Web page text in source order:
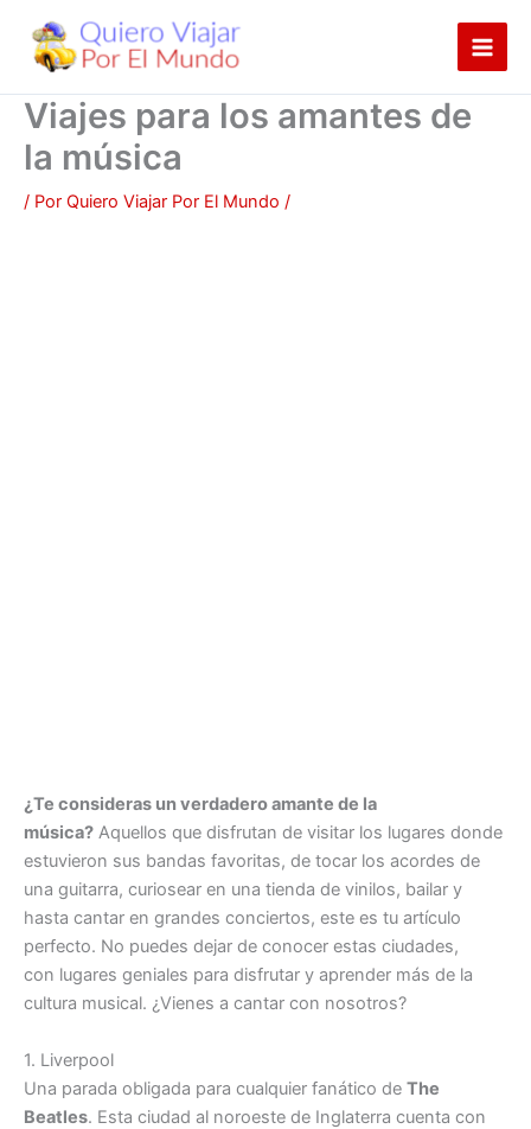
contenido
Viajes para los amantes de
la música
/ Por Quiero Viajar Por El Mundo /
¿Te consideras un verdadero amante de la
música? Aquellos que disfrutan de visitar los lugares donde
estuvieron sus bandas favoritas, de tocar los acordes de
una guitarra, curiosear en una tienda de vinilos, bailar y
hasta cantar en grandes conciertos, este es tu artículo
perfecto. No puedes dejar de conocer estas ciudades,
con lugares geniales para disfrutar y aprender más de la
cultura musical. ¿Vienes a cantar con nosotros?
1. Liverpool
Una parada obligada para cualquier fanático de The
Beatles. Esta ciudad al noroeste de Inglaterra cuenta con